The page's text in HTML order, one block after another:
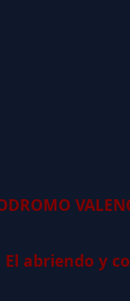
El abriendo y